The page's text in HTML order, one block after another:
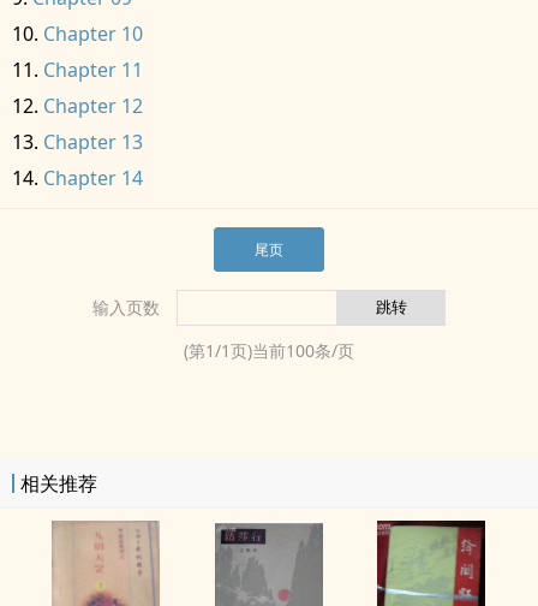
Chapter 10
Chapter 11
Chapter 12
Chapter 13
Chapter 14
尾页
输入页数
(第1/1页)当前100条/页
相关推荐